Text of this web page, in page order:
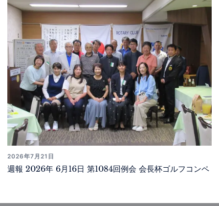
2026年7月21日
週報 2026年 6月16日 第1084回例会 会長杯ゴルフコンペ